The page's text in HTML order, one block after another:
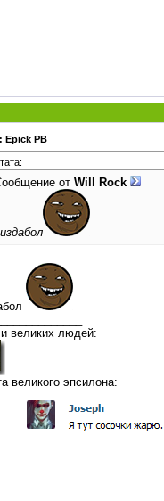
Epick PB
от Will Rock
великих людей:
великого эпсилона: